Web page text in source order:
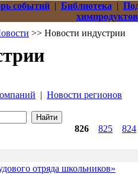
событий| Библиотека |
химпродуктов
>> Новости индустрии
| Новости регионов
826
825 824
отряда школьников»